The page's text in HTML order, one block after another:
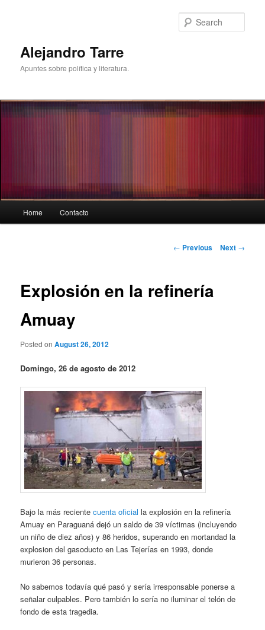
Alejandro Tarre
Apuntes sobre política y literatura.
Home Contacto
Post
← Previous Next →
Explosión en la refinería
Amuay
Posted onAugust 26, 2012
Domingo, 26 de agosto de 2012
Bajo la más recientecuenta oficial la explosión en la refinería
Amuay en Paraguaná dejó un saldo de 39 víctimas (incluyendo
un niño de diez años) y 86 heridos, superando en mortandad la
explosion del gasoducto en Las Tejerías en 1993, donde
murieron 36 personas.
No sabemos todavía qué pasó y sería irresponsable ponerse a
señalar culpables. Pero también lo sería no iluminar el telón de
fondo de esta tragedia.